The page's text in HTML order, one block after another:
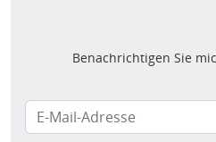
Benachrichtigen Sie